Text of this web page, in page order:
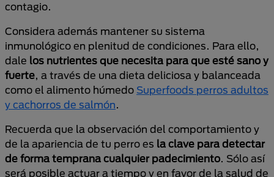
contagio.
Considera además mantener su sistema
inmunológico en plenitud de condiciones. Para ello,
dale los nutrientes que necesita para que esté sano y
fuerte, a través de una dieta deliciosa y balanceada
como el alimento húmedo Superfoods perros adultos
y cachorros de salmón.
Recuerda que la observación del comportamiento y
de la apariencia de tu perro es la clave para detectar
de forma temprana cualquier padecimiento. Sólo así
será posible actuar a tiempo y en favor de la salud de